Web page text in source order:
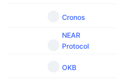
Cronos
NEAR
Protocol
OKB